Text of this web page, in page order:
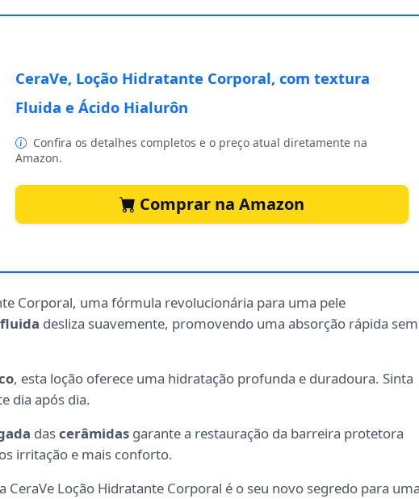
CeraVe, Loção Hidratante Corporal, com textura
Fluida e Ácido Hialurôn
Confira os detalhes completos e o preço atual diretamente na
Amazon.
Comprar na Amazon
Corporal, uma fórmula revolucionária para uma pele
desliza suavemente, promovendo uma absorção rápida sem
, esta loção oferece uma hidratação profunda e duradoura. Sinta
dia após dia.
dascerâmidas garante a restauração da barreira protetora
irritação e mais conforto.
CeraVe Loção Hidratante Corporal é o seu novo segredo para